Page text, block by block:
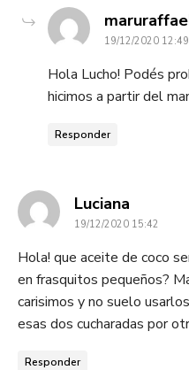
19/12/2020 12:49
Hola Lucho! Podés
hicimos a partir del
Responder
Luciana
19/12/2020 15:42
Hola! que aceite de coco
en frasquitos pequeños?
carisimos y no suelo
esas dos cucharadas por
Responder